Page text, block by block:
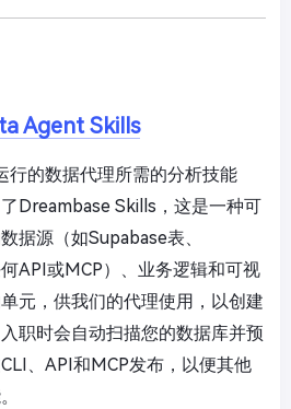
Agent Skills
行的数据代理所需的分析技能
了Dreambase Skills，这是一种可
据源（如Supabase表、
API或MCP）、业务逻辑和可视
元，供我们的代理使用，以创建
职时会自动扫描您的数据库并预
、API和MCP发布，以便其他